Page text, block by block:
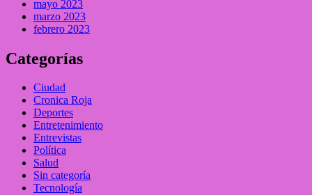
mayo 2023
marzo 2023
febrero 2023
Categorías
Ciudad
Cronica Roja
Deportes
Entretenimiento
Entrevistas
Política
Salud
Sin categoría
Tecnología